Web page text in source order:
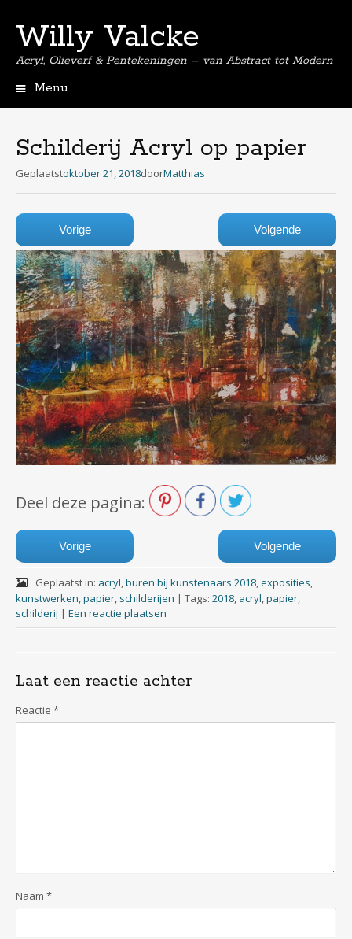
Willy Valcke
Acryl, Olieverf & Pentekeningen – van Abstract tot Modern
Menu
inhoud
Schilderij Acryl op papier
Geplaatstoktober 21, 2018doorMatthias
Vorige Volgende
Deel deze pagina:
Vorige Volgende
Geplaatst in: acryl,buren bij kunstenaars 2018,exposities,
kunstwerken,papier, schilderijen | Tags: 2018, acryl,papier,
schilderij | Een reactie plaatsen
Laat een reactie achter
Reactie *
Naam *